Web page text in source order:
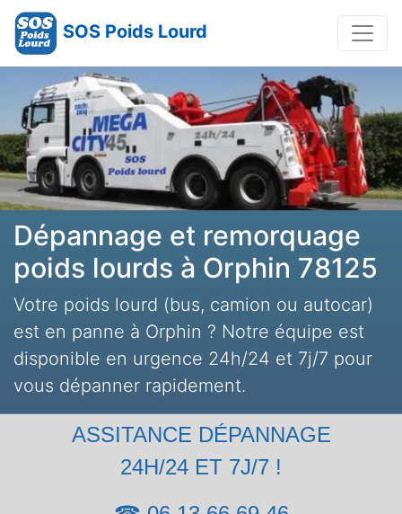
SOS Poids Lourd
Dépannage et remorquage
poids lourds à Orphin 78125
Votre poids lourd (bus, camion ou autocar)
est en panne à Orphin ? Notre équipe est
disponible en urgence 24h/24 et 7j/7 pour
vous dépanner rapidement.
ASSITANCE DÉPANNAGE
24H/24 ET 7J/7 !